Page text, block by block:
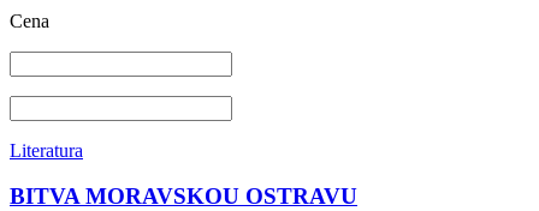
Cena
Literatura
BITVA MORAVSKOU OSTRAVU